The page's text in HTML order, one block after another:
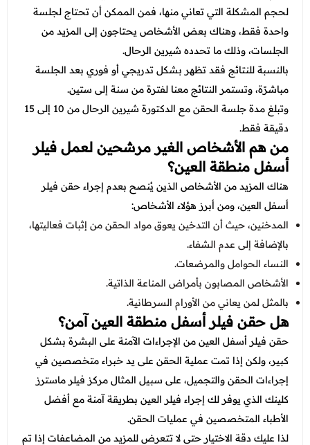
لحجم المشكلة التي تعاني منها، فمن الممكن أن تحتاج لجلسة
واحدة فقط، وهناك بعض الأشخاص يحتاجون إلى المزيد من
الجلسات، وذلك ما تحدده شيرين الرحال.
بالنسبة للنتائج فقد تظهر بشكل تدريجي أو فوري بعد الجلسة
مباشرًة، وتستمر النتائج معنا لفترة من سنة إلى ستين.
وتبلغ مدة جلسة الحقن مع الدكتورة شيرين الرحال من 10 إلى 15
دقيقة فقط.
من هم الأشخاص الغير مرشحين لعمل فيلر
أسفل منطقة العين؟
هناك المزيد من الأشخاص الذين يُنصح بعدم إجراء حقن فيلر
أسفل العين، ومن أبرز هؤلاء الأشخاص:
المدخنين، حيث أن التدخين يعوق مواد الحقن من إثبات فعاليتها،
بالإضافة إلى عدم الشفاء.
النساء الحوامل والمرضعات.
الأشخاص المصابون بأمراض المناعة الذاتية.
بالمثل لمن يعاني من الأورام السرطانية.
هل حقن فيلر أسفل منطقة العين آمن؟
حقن فيلر أسفل العين من الإجراءات الآمنة على البشرة بشكل
كبير، ولكن إذا تمت عملية الحقن على يد خبراء متخصصين في
إجراءات الحقن والتجميل، على سبيل المثال مركز فيلر ماسترز
كلينك الذي يوفر لك إجراء فيلر العين بطريقة آمنة مع أفضل
الأطباء المتخصصين في عمليات الحقن.
لذا عليك دقة الاختيار حتى لا تتعرض للمزيد من المضاعفات إذا تم